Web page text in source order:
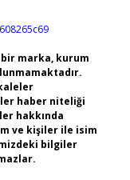
marka, kurum
haber niteliği
hakkında
ve kişiler ile isim
bilgiler